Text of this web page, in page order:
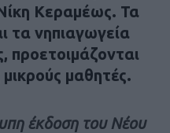
Κεραμέως. Τα
τα νηπιαγωγεία
προετοιμάζονται
μαθητές.
έκδοση του Νέου